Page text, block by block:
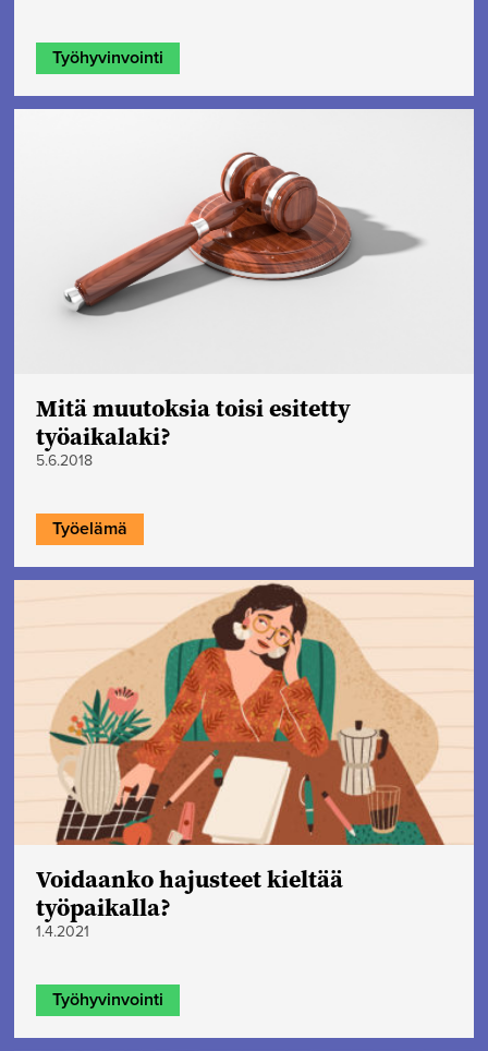
Työhyvinvointi
Mitä muutoksia toisi esitetty
työaikalaki?
5.6.2018
Työelämä
Voidaanko hajusteet kieltää
työpaikalla?
1.4.2021
Työhyvinvointi